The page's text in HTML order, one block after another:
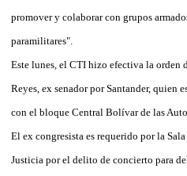
promover y colaborar con grupos
paramilitares".
Este lunes, el CTI hizo efectiva la orden
Reyes, ex senador por Santander, quien
con el bloque Central Bolívar de las
El ex congresista es requerido por la
Justicia por el delito de concierto para